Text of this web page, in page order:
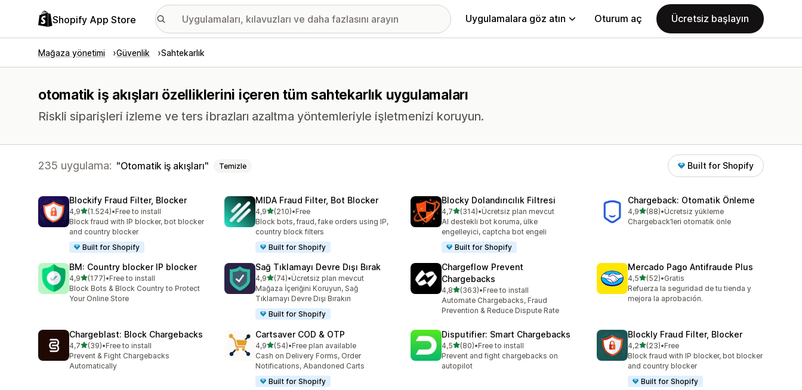
Shopify App Store Uygulamalara göz atın Oturum aç Ücretsiz başlayın
Mağaza yönetimi Güvenlik Sahtekarlık
otomatik iş akışları özelliklerini içeren tüm sahtekarlık uygulamaları
Riskli siparişleri izleme ve ters ibrazları azaltma yöntemleriyle işletmenizi koruyun.
235 uygulama: Otomatik iş akışları Temizle Built for Shopify
Blockify Fraud Filter, Blocker
4,95 yıldız üzerinden
(1.524)
toplam 1524 değerlendirme
•Free to install
Block fraud with IP blocker, bot blocker
and country blocker
Built for Shopify
MIDA Fraud Filter, Bot Blocker
4,95 yıldız üzerinden
(210)
toplam 210 değerlendirme
•Free
Block bots, fraud, fake orders using IP,
country block filters
Built for Shopify
Blocky Dolandırıcılık Filtresi
4,75 yıldız üzerinden
(314)
toplam 314 değerlendirme
•Ücretsiz plan mevcut
AI destekli bot koruma, ülke
engelleyici, captcha bot engeli
Built for Shopify
Chargeback: Otomatik Önleme
4,95 yıldız üzerinden
(88)
toplam 88 değerlendirme
•Ücretsiz yükleme
Chargeback’leri otomatik önle
BM: Country blocker IP blocker
4,95 yıldız üzerinden
(177)
toplam 177 değerlendirme
•Free to install
Block Bots & Block Country to Protect
Your Online Store
Sağ Tıklamayı Devre Dışı Bırak
4,95 yıldız üzerinden
(74)
toplam 74 değerlendirme
•Ücretsiz plan mevcut
Mağaza İçeriğini Koruyun, Sağ
Tıklamayı Devre Dışı Bırakın
Built for Shopify
Chargeflow Prevent
Chargebacks
4,85 yıldız üzerinden
(363)
toplam 363 değerlendirme
•Free to install
Automate Chargebacks, Fraud
Prevention & Reduce Dispute Rate
Mercado Pago Antifraude Plus
4,55 yıldız üzerinden
(52)
toplam 52 değerlendirme
•Gratis
Refuerza la seguridad de tu tienda y
mejora la aprobación.
Chargeblast: Block Chargebacks
4,75 yıldız üzerinden
(39)
toplam 39 değerlendirme
•Free to install
Prevent & Fight Chargebacks
Automatically
Cartsaver COD & OTP
4,95 yıldız üzerinden
(54)
toplam 54 değerlendirme
•Free plan available
Cash on Delivery Forms, Order
Notifications, Abandoned Carts
Built for Shopify
Disputifier: Smart Chargebacks
4,55 yıldız üzerinden
(80)
toplam 80 değerlendirme
•Free to install
Prevent and fight chargebacks on
autopilot
Blockly Fraud Filter, Blocker
4,25 yıldız üzerinden
(23)
toplam 23 değerlendirme
•Free
Block fraud with IP blocker, bot blocker
and country blocker
Built for Shopify